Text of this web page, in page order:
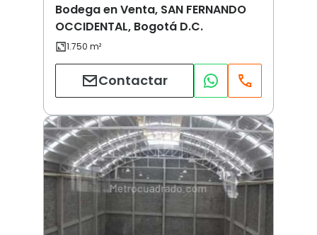
Bodega en Venta, SAN FERNANDO
OCCIDENTAL, Bogotá D.C.
Contactar